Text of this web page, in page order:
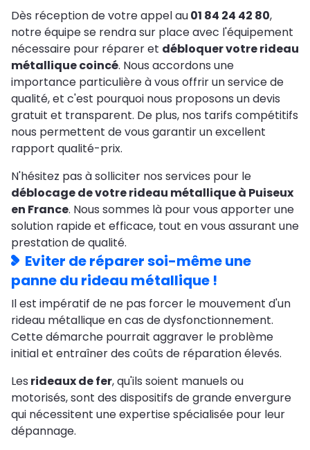
Dès réception de votre appel au01 84 24 42 80,
notre équipe se rendra sur place avec l'équipement
nécessaire pour réparer et débloquer votre rideau
métallique coincé. Nous accordons une
importance particulière à vous offrir un service de
qualité, et c'est pourquoi nous proposons un devis
gratuit et transparent. De plus, nos tarifs compétitifs
nous permettent de vous garantir un excellent
rapport qualité-prix.
N'hésitez pas à solliciter nos services pour le
déblocage de votre rideau métallique à Puiseux
en France. Nous sommes là pour vous apporter une
solution rapide et efficace, tout en vous assurant une
prestation de qualité.
Eviter de réparer soi-même une
panne du rideau métallique !
Il est impératif de ne pas forcer le mouvement d'un
rideau métallique en cas de dysfonctionnement.
Cette démarche pourrait aggraver le problème
initial et entraîner des coûts de réparation élevés.
Les rideaux de fer, qu'ils soient manuels ou
motorisés, sont des dispositifs de grande envergure
qui nécessitent une expertise spécialisée pour leur
dépannage.